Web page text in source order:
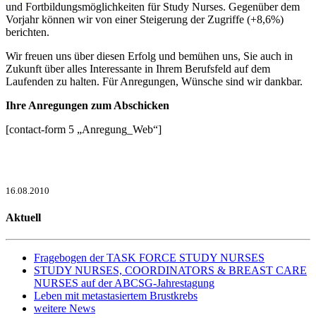
und Fortbildungsmöglichkeiten für Study Nurses. Gegenüber dem
Vorjahr können wir von einer Steigerung der Zugriffe (+8,6%)
berichten.
Wir freuen uns über diesen Erfolg und bemühen uns, Sie auch in
Zukunft über alles Interessante in Ihrem Berufsfeld auf dem
Laufenden zu halten. Für Anregungen, Wünsche sind wir dankbar.
Ihre Anregungen zum Abschicken
[contact-form 5 „Anregung_Web“]
16.08.2010
Aktuell
Fragebogen der TASK FORCE STUDY NURSES
STUDY NURSES, COORDINATORS & BREAST CARE
NURSES auf der ABCSG-Jahrestagung
Leben mit metastasiertem Brustkrebs
weitere News